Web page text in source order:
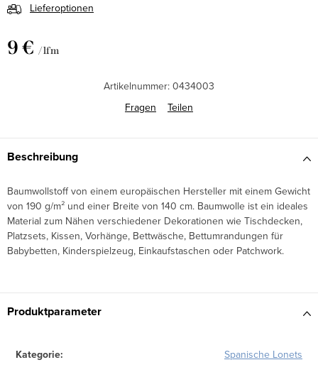
Lieferoptionen
9 € / lfm
Artikelnummer: 0434003
Fragen
Teilen
Beschreibung
Baumwollstoff von einem europäischen Hersteller mit einem Gewicht
von 190 g/m² und einer Breite von 140 cm. Baumwolle ist ein ideales
Material zum Nähen verschiedener Dekorationen wie Tischdecken,
Platzsets, Kissen, Vorhänge, Bettwäsche, Bettumrandungen für
Babybetten, Kinderspielzeug, Einkaufstaschen oder Patchwork.
Produktparameter
Kategorie: Spanische Lonets